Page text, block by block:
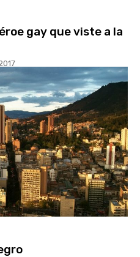
gay que viste a la